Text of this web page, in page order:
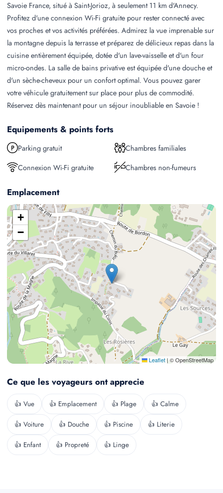
Savoie France, situé à Saint-Jorioz, à seulement 11 km d'Annecy.
Profitez d'une connexion Wi-Fi gratuite pour rester connecté avec
vos proches et vos activités préférées. Admirez la vue imprenable sur
la montagne depuis la terrasse et préparez de délicieux repas dans la
cuisine entièrement équipée, dotée d'un lave-vaisselle et d'un four
micro-ondes. La salle de bains privative est équipée d'une douche et
d'un sèche-cheveux pour un confort optimal. Vous pouvez garer
votre véhicule gratuitement sur place pour plus de commodité.
Réservez dès maintenant pour un séjour inoubliable en Savoie !
Equipements & points forts
Parking gratuit
Chambres familiales
Connexion Wi-Fi gratuite
Chambres non-fumeurs
Emplacement
+
−
Leaflet | © OpenStreetMap
Ce que les voyageurs ont apprecie
👍 Vue 👍 Emplacement 👍 Plage 👍 Calme
👍 Voiture 👍 Douche 👍 Piscine 👍 Literie
👍 Enfant 👍 Propreté 👍 Linge